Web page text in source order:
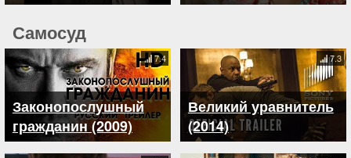
Самосуд
Законопослушный
гражданин (2009)
7.4
Великий уравнитель
(2014)
7.3